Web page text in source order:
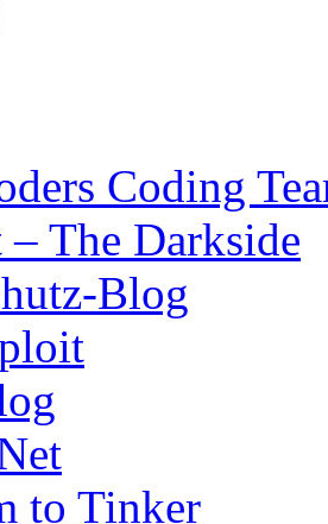
Coding
– The Darkside
Blog
to Tinker